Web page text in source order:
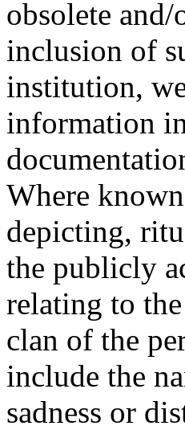
obsolete
inclusion of
institution,
information
Where
depicting,
the publicly
relating to
clan of the
include the
sadness or